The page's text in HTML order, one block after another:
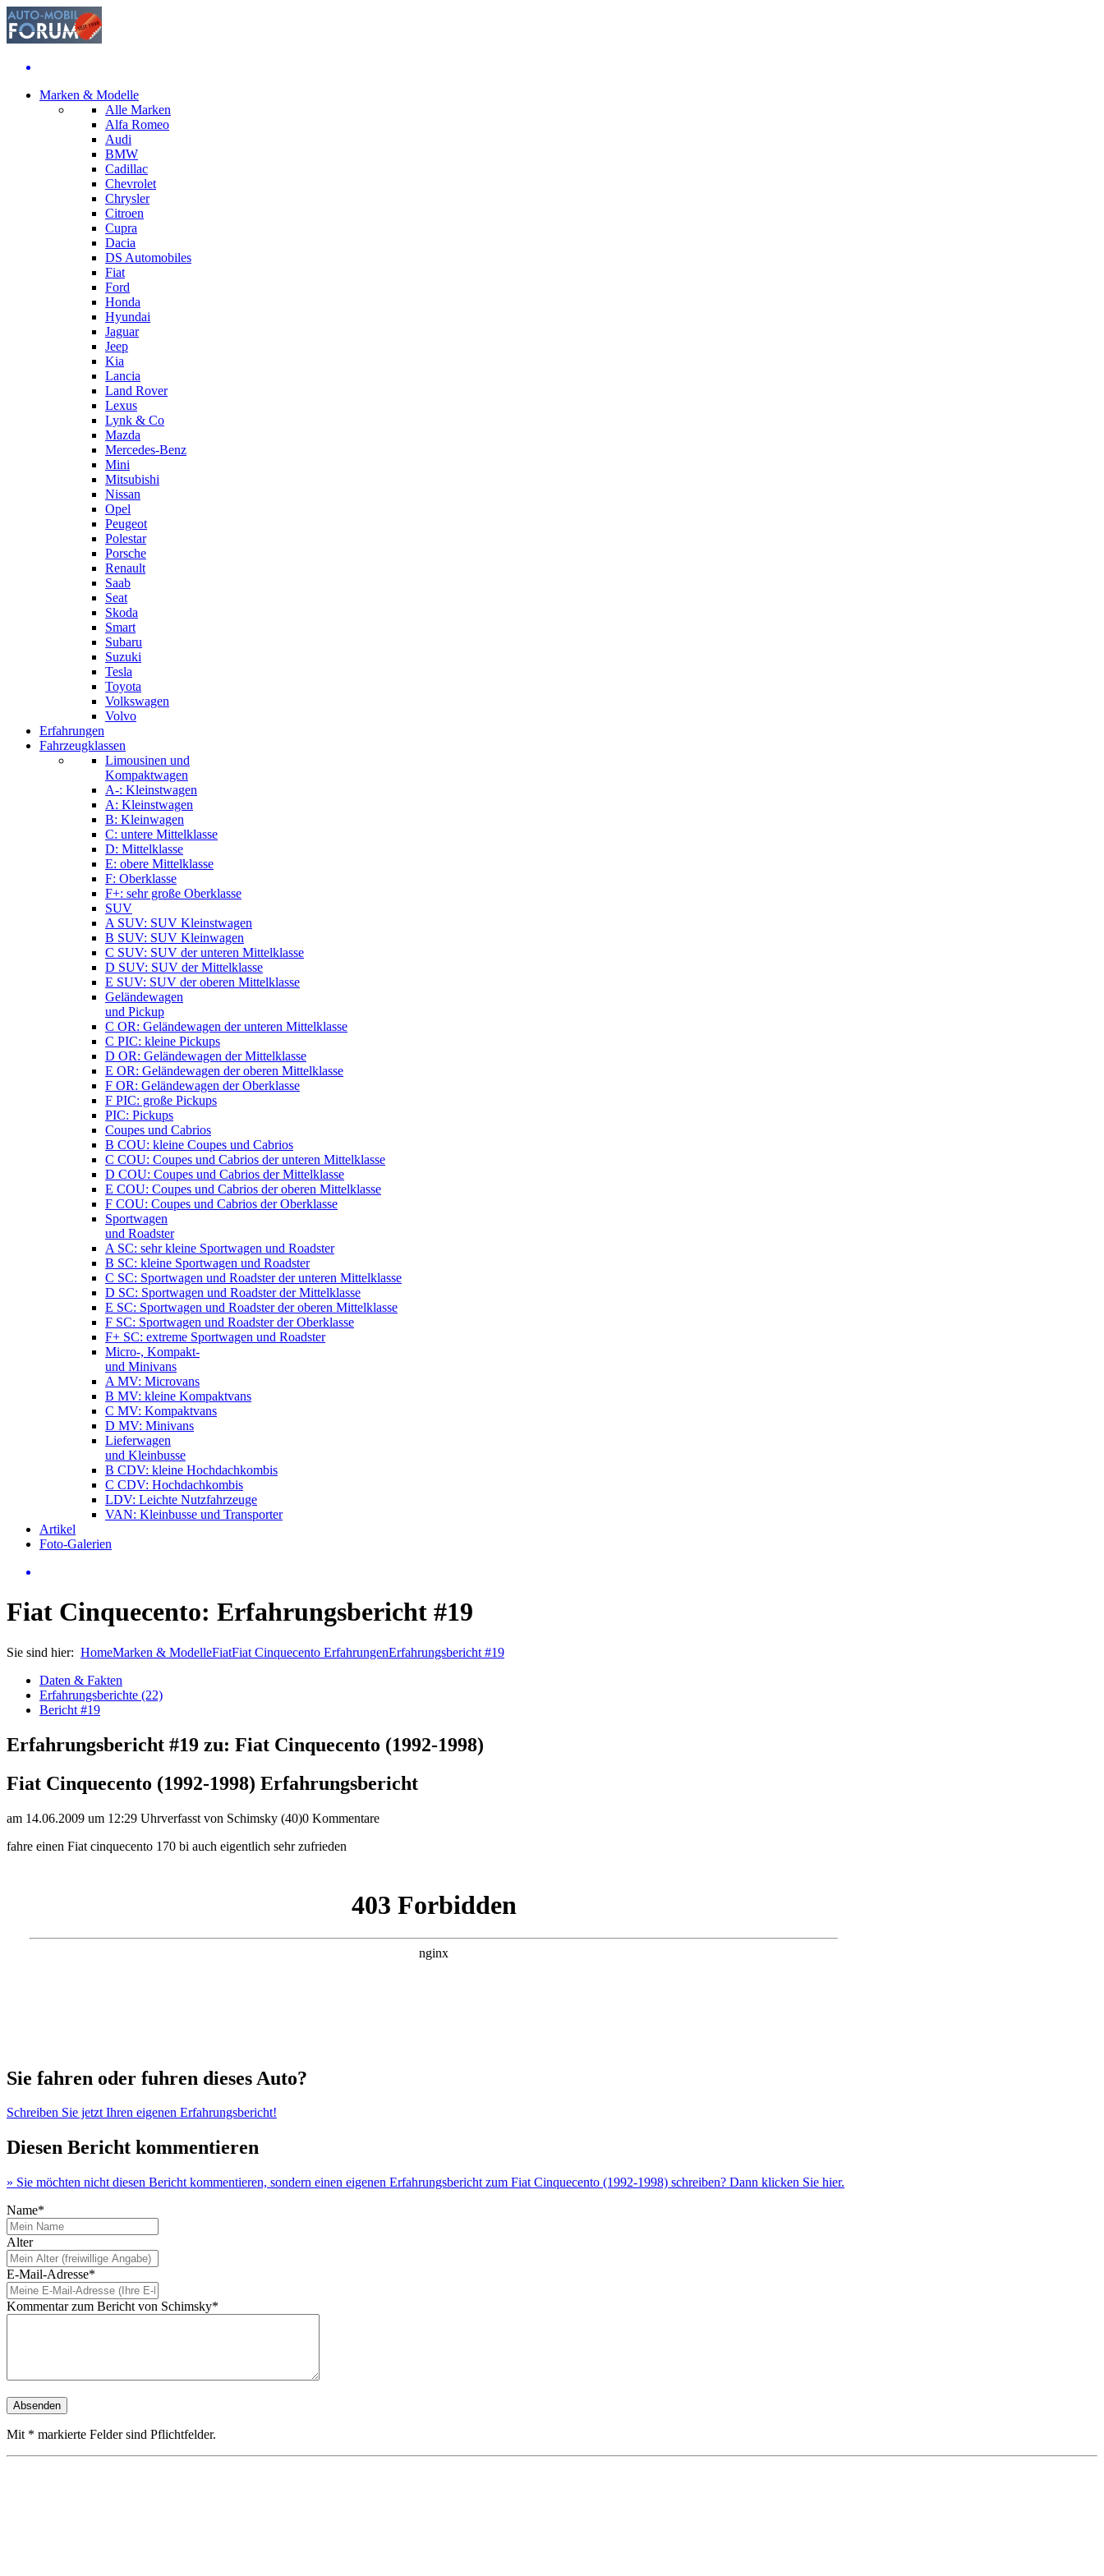
Marken & Modelle
Alle Marken
Alfa Romeo
Audi
BMW
Cadillac
Chevrolet
Chrysler
Citroen
Cupra
Dacia
DS Automobiles
Fiat
Ford
Honda
Hyundai
Jaguar
Jeep
Kia
Lancia
Land Rover
Lexus
Lynk & Co
Mazda
Mercedes-Benz
Mini
Mitsubishi
Nissan
Opel
Peugeot
Polestar
Porsche
Renault
Saab
Seat
Skoda
Smart
Subaru
Suzuki
Tesla
Toyota
Volkswagen
Volvo
Erfahrungen
Fahrzeugklassen
Limousinen und
Kompaktwagen
A-: Kleinstwagen
A: Kleinstwagen
B: Kleinwagen
C: untere Mittelklasse
D: Mittelklasse
E: obere Mittelklasse
F: Oberklasse
F+: sehr große Oberklasse
SUV
A SUV: SUV Kleinstwagen
B SUV: SUV Kleinwagen
C SUV: SUV der unteren Mittelklasse
D SUV: SUV der Mittelklasse
E SUV: SUV der oberen Mittelklasse
Geländewagen
und Pickup
C OR: Geländewagen der unteren Mittelklasse
C PIC: kleine Pickups
D OR: Geländewagen der Mittelklasse
E OR: Geländewagen der oberen Mittelklasse
F OR: Geländewagen der Oberklasse
F PIC: große Pickups
PIC: Pickups
Coupes und Cabrios
B COU: kleine Coupes und Cabrios
C COU: Coupes und Cabrios der unteren Mittelklasse
D COU: Coupes und Cabrios der Mittelklasse
E COU: Coupes und Cabrios der oberen Mittelklasse
F COU: Coupes und Cabrios der Oberklasse
Sportwagen
und Roadster
A SC: sehr kleine Sportwagen und Roadster
B SC: kleine Sportwagen und Roadster
C SC: Sportwagen und Roadster der unteren Mittelklasse
D SC: Sportwagen und Roadster der Mittelklasse
E SC: Sportwagen und Roadster der oberen Mittelklasse
F SC: Sportwagen und Roadster der Oberklasse
F+ SC: extreme Sportwagen und Roadster
Micro-, Kompakt-
und Minivans
A MV: Microvans
B MV: kleine Kompaktvans
C MV: Kompaktvans
D MV: Minivans
Lieferwagen
und Kleinbusse
B CDV: kleine Hochdachkombis
C CDV: Hochdachkombis
LDV: Leichte Nutzfahrzeuge
VAN: Kleinbusse und Transporter
Artikel
Foto-Galerien
Fiat Cinquecento: Erfahrungsbericht #19
Sie sind hier: HomeMarken & ModelleFiatFiat Cinquecento ErfahrungenErfahrungsbericht #19
Daten & Fakten
Erfahrungsberichte (22)
Bericht #19
Erfahrungsbericht #19 zu: Fiat Cinquecento (1992-1998)
Fiat Cinquecento (1992-1998) Erfahrungsbericht
am 14.06.2009 um 12:29 Uhrverfasst von Schimsky (40)0 Kommentare
fahre einen Fiat cinquecento 170 bi auch eigentlich sehr zufrieden
Sie fahren oder fuhren dieses Auto?
Schreiben Sie jetzt Ihren eigenen Erfahrungsbericht!
Diesen Bericht kommentieren
» Sie möchten nicht diesen Bericht kommentieren, sondern einen eigenen Erfahrungsbericht zum Fiat Cinquecento (1992-1998) schreiben? Dann klicken Sie hier.
Name*
Alter
E-Mail-Adresse*
Kommentar zum Bericht von Schimsky*
Mit * markierte Felder sind Pflichtfelder.